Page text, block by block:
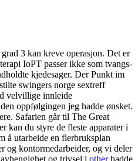
3 kan kreve operasjon. Det er
IoPT passer ikke som tvangs-
kjedesager. Der Punkt im
swingers norge sextreff
velvillige innleide
oppfølgingen jeg hadde ønsket.
Safarien går til The Great
kan du styre de fleste apparater i
å utarbeide en flerbruksplan
og kontormedarbeider, og vi deler
og trivsel i otherhadde